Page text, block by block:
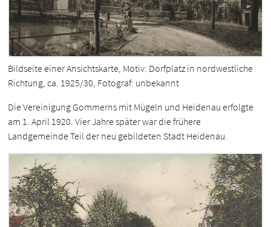
Bildseite einer Ansichtskarte, Motiv: Dorfplatz in nordwestliche
Richtung, ca. 1925/30, Fotograf: unbekannt
Die Vereinigung Gommerns mit Mügeln und Heidenau erfolgte
am 1. April 1920. Vier Jahre später war die frühere
Landgemeinde Teil der neu gebildeten Stadt Heidenau.